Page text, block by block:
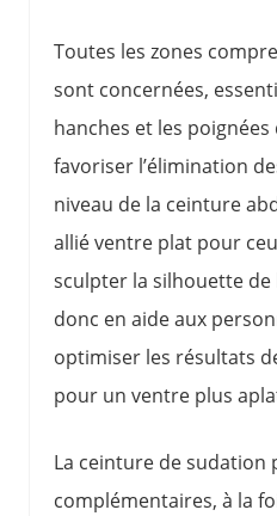
Toutes les zones
sont concernées,
hanches et les poignées
favoriser l’élimination
niveau de la ceinture
allié ventre plat pour
sculpter la silhouette de
donc en aide aux
optimiser les résultats
pour un ventre plus
La ceinture de sudation
complémentaires, à la